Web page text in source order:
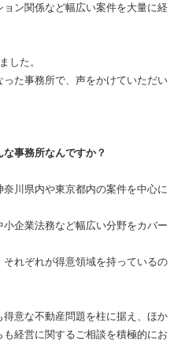
ン関係など幅広い案件を大量に経
した。
た事務所で、声をかけていただい
事務所なんですか？
川県内や東京都内の案件を中心に
企業法務など幅広い分野をカバー
れぞれが得意領域を持っているの
意な不動産問題を柱に据え、ほか
経営に関するご相談を積極的にお